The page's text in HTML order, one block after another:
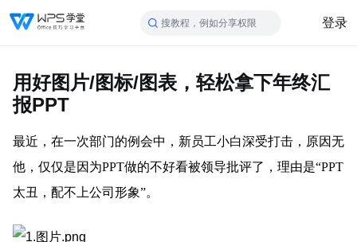
搜教程，例如分享权限 登录
用好图片/图标/图表，轻松拿下年终汇
报PPT
最近，在一次部门的例会中，新员工小白深受打击，原因无
他，仅仅是因为PPT做的不好看被领导批评了，理由是“PPT
太丑，配不上公司形象”。